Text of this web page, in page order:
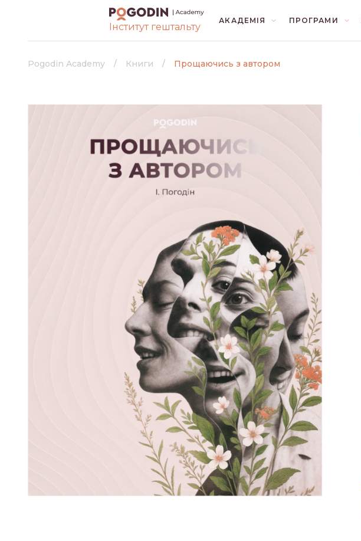
Інститут гештальту
АКАДЕМІЯ ПРОГРАМИ
Pogodin Academy Книги Прощаючись з автором
КРИЗИ І ТРАВМИ